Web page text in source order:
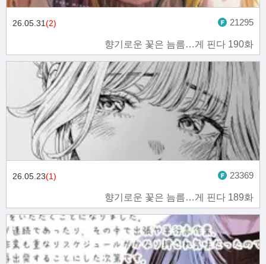
향기로운 꽃은 늠름…게 핀다 190화
26.05.31(2) 21295
향기로운 꽃은 늠름…게 핀다 189화
26.05.23(1) 23369